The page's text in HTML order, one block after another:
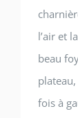
l’air et
beau
fois à